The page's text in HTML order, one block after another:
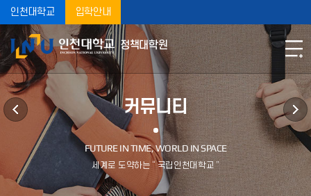
인천대학교 입학안내
정책대학원
커뮤니티